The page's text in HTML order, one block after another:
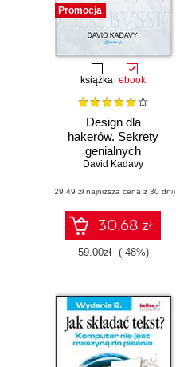
Promocja
książka ebook
Design dla
hakerów. Sekrety
genialnych
projektów
David Kadavy
(29,49 zł najniższa cena z 30 dni)
30.68 zł
59.00zł (-48%)